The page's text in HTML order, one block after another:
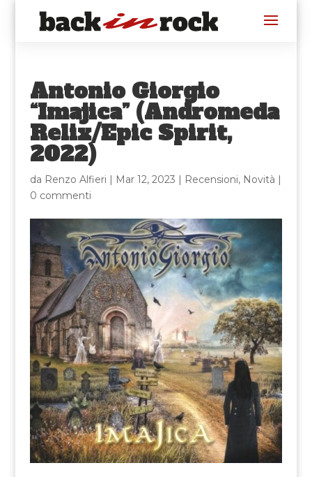
Antonio Giorgio
“Imajica” (Andromeda
Relix/Epic Spirit,
2022)
da Renzo Alfieri | Mar 12, 2023 | Recensioni, Novità |
0 commenti